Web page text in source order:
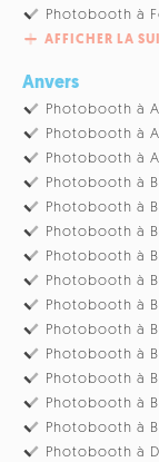
Photobooth à
AFFICHER LA
Anvers
Photobooth à
Photobooth à
Photobooth à
Photobooth à
Photobooth à
Photobooth à
Photobooth à
Photobooth à
Photobooth à
Photobooth à
Photobooth à
Photobooth à
Photobooth à
Photobooth à
Photobooth à